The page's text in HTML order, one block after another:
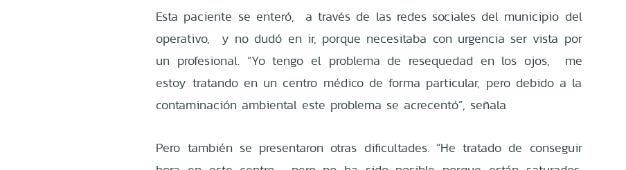
Esta paciente se enteró, a través de las redes sociales del municipio del
operativo, y no dudó en ir, porque necesitaba con urgencia ser vista por
un profesional. “Yo tengo el problema de resequedad en los ojos, me
estoy tratando en un centro médico de forma particular, pero debido a la
contaminación ambiental este problema se acrecentó”, señala
Pero también se presentaron otras dificultades. “He tratado de conseguir